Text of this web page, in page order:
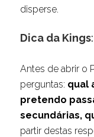
disperse.
Dica da Kings:
Antes de abrir o
perguntas: qual
pretendo
secundárias,
partir destas